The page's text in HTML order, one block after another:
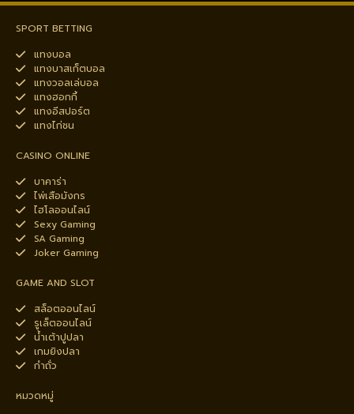
SPORT BETTING
แทงบอล
แทงบาสเก็ตบอล
แทงวอลเล่บอล
แทงฮอกกี้
แทงอีสปอร์ต
แทงไก่ชน
CASINO ONLINE
บาคาร่า
ไพ่เสือมังกร
ไฮโลออนไลน์
Sexy Gaming
SA Gaming
Joker Gaming
GAME AND SLOT
สล็อตออนไลน์
รูเล็ตออนไลน์
น้ำเต้าปูปลา
เกมยิงปลา
กำถั่ว
หมวดหมู่